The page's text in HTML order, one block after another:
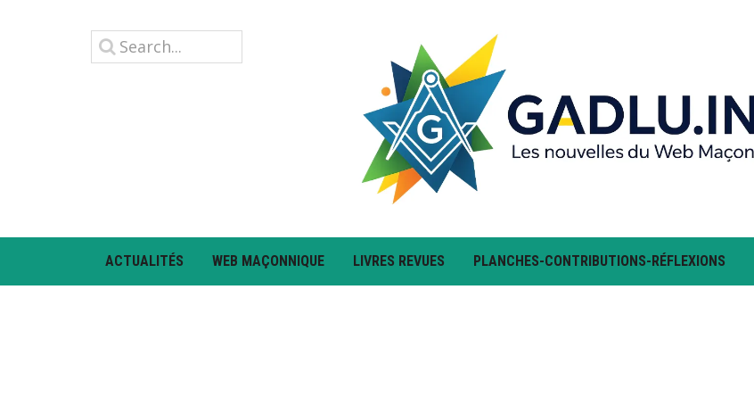
ACTUALITÉS WEB MAÇONNIQUE LIVRES REVUES PLANCHES-CONTRIBUTIONS-RÉFLEXIONS